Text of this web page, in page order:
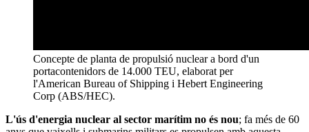
Concepte de planta de propulsió nuclear a bord d'un
portacontenidors de 14.000 TEU, elaborat per
l'American Bureau of Shipping i Hebert Engineering
Corp (ABS/HEC).
L'ús d'energia nuclear al sector marítim no és nou; fa més de 60